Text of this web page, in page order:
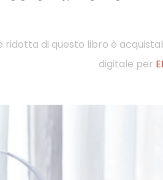
ridotta di questo libro è
digitale per